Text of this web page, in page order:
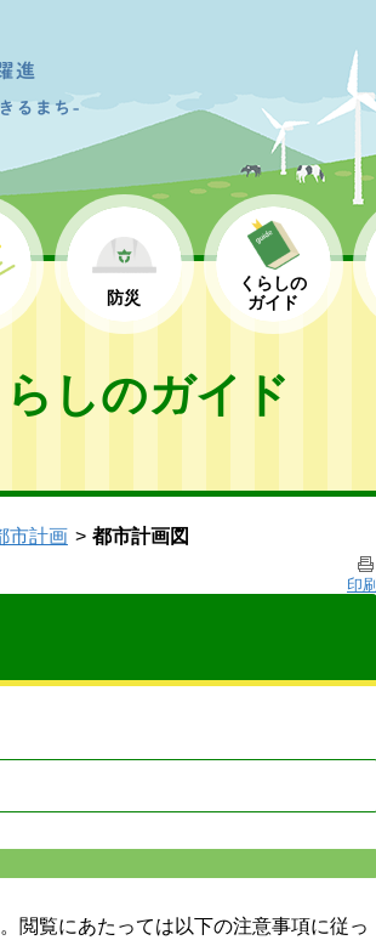
防災
くらしの
ガイド
らしのガイド
市計画 都市計画図
印刷
閲覧にあたっては以下の注意事項に従っ